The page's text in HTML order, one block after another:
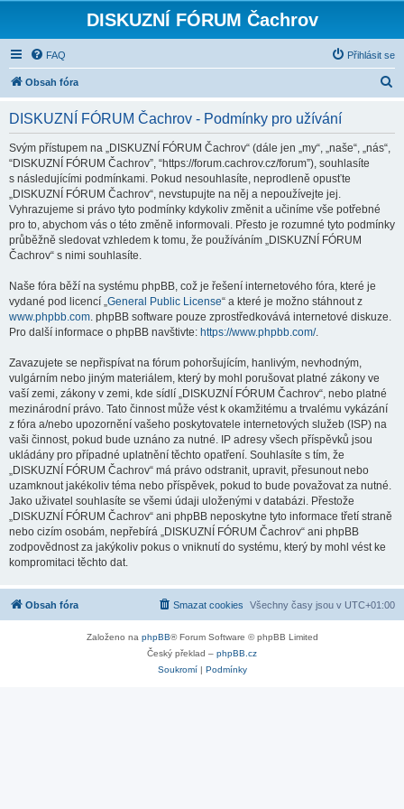
DISKUZNÍ FÓRUM Čachrov
FAQ Přihlásit se
Obsah fóra
DISKUZNÍ FÓRUM Čachrov - Podmínky pro užívání
Svým přístupem na „DISKUZNÍ FÓRUM Čachrov“ (dále jen „my“, „naše“, „nás“,
“DISKUZNÍ FÓRUM Čachrov”, “https://forum.cachrov.cz/forum”), souhlasíte
s následujícími podmínkami. Pokud nesouhlasíte, neprodleně opusťte
„DISKUZNÍ FÓRUM Čachrov“, nevstupujte na něj a nepoužívejte jej.
Vyhrazujeme si právo tyto podmínky kdykoliv změnit a učiníme vše potřebné
pro to, abychom vás o této změně informovali. Přesto je rozumné tyto podmínky
průběžně sledovat vzhledem k tomu, že používáním „DISKUZNÍ FÓRUM
Čachrov“ s nimi souhlasíte.
Naše fóra běží na systému phpBB, což je řešení internetového fóra, které je
vydané pod licencí „General Public License“ a které je možno stáhnout z
www.phpbb.com. phpBB software pouze zprostředkovává internetové diskuze.
Pro další informace o phpBB navštivte: https://www.phpbb.com/.
Zavazujete se nepřispívat na fórum pohoršujícím, hanlivým, nevhodným,
vulgárním nebo jiným materiálem, který by mohl porušovat platné zákony ve
vaší zemi, zákony v zemi, kde sídlí „DISKUZNÍ FÓRUM Čachrov“, nebo platné
mezinárodní právo. Tato činnost může vést k okamžitému a trvalému vykázání
z fóra a/nebo upozornění vašeho poskytovatele internetových služeb (ISP) na
vaši činnost, pokud bude uznáno za nutné. IP adresy všech příspěvků jsou
ukládány pro případné uplatnění těchto opatření. Souhlasíte s tím, že
„DISKUZNÍ FÓRUM Čachrov“ má právo odstranit, upravit, přesunout nebo
uzamknout jakékoliv téma nebo příspěvek, pokud to bude považovat za nutné.
Jako uživatel souhlasíte se všemi údaji uloženými v databázi. Přestože
„DISKUZNÍ FÓRUM Čachrov“ ani phpBB neposkytne tyto informace třetí straně
nebo cizím osobám, nepřebírá „DISKUZNÍ FÓRUM Čachrov“ ani phpBB
zodpovědnost za jakýkoliv pokus o vniknutí do systému, který by mohl vést ke
kompromitaci těchto dat.
Obsah fóra Všechny časy jsou v UTC+01:00
Smazat cookies
Založeno na phpBB® Forum Software © phpBB Limited
Český překlad – phpBB.cz
Soukromí| Podmínky